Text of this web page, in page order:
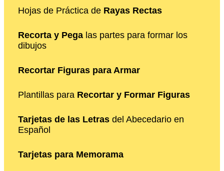
Hojas de Práctica de Rayas Rectas
Recorta y Pega las partes para formar los
dibujos
Recortar Figuras para Armar
Plantillas para Recortar y Formar Figuras
Tarjetas de las Letras del Abecedario en
Español
Tarjetas para Memorama